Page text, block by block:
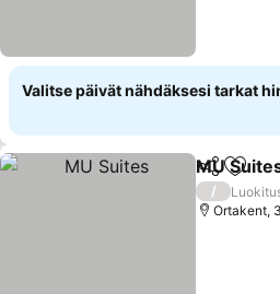
Valitse päivät nähdäksesi tarkat
Jaa Lisää
MU
/
Ortakent,